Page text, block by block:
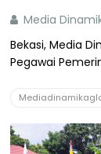
Media
Bekasi, Media
Pegawai